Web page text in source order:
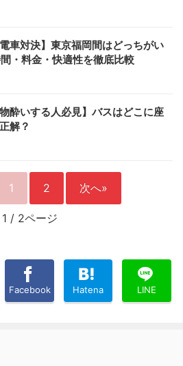
電車対決】東京福岡間はどっちがい
・料金・快適性を徹底比較
物酔いする人必見】バスはどこに座
解？
1 2 次へ»
1 / 2ページ
Facebook Hatena LINE